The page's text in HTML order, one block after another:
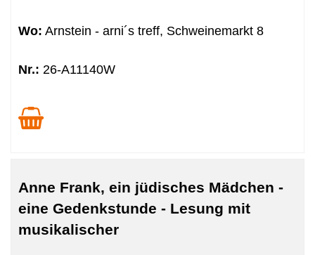
Wo: Arnstein - arni´s treff, Schweinemarkt 8
Nr.: 26-A11140W
Anne Frank, ein jüdisches Mädchen -
eine Gedenkstunde - Lesung mit
musikalischer